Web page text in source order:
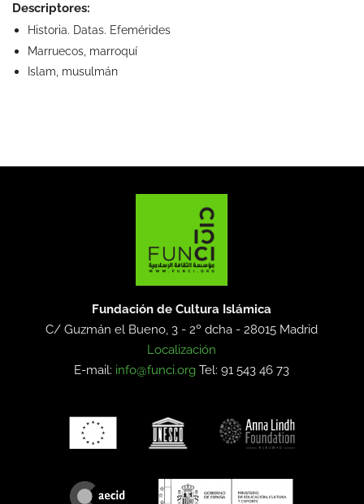
Descriptores:
Historia. Datas. Efemérides
Marruecos, marroquí
Islam, musulmán
Fundación de Cultura Islámica
C/ Guzmán el Bueno, 3 - 2º dcha -28015 Madrid
Localización
E-mail: info@funci.org Tel: 91 543 46 73